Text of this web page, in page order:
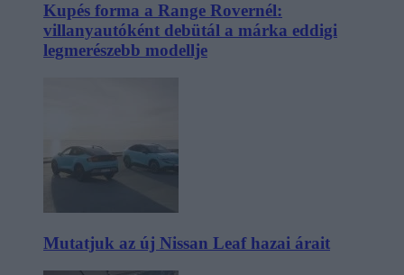
Kupés forma a Range Rovernél:
villanyautóként debütál a márka eddigi
legmerészebb modellje
Mutatjuk az új Nissan Leaf hazai árait